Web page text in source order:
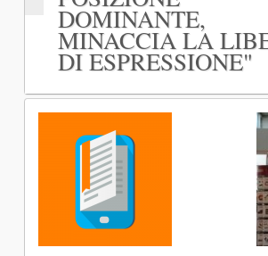
NON PIÙ SALOTTO.
PENSANDO AI
LETTORI.
DOMINANTE,
MINACCIA LA
DI ESPRESSIONE"
DELL'ISPETTORATO
SUI LAVORATORI
DELL'EDITORIA
RIDOTTA.
UN SERVIZIO,
UN LIBRO"
GIUSTIZIA
SU FRANCIA E
LUSSEMBURGO.